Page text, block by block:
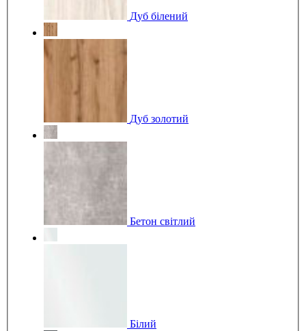
Дуб білений
Дуб золотий
Бетон світлий
Білий